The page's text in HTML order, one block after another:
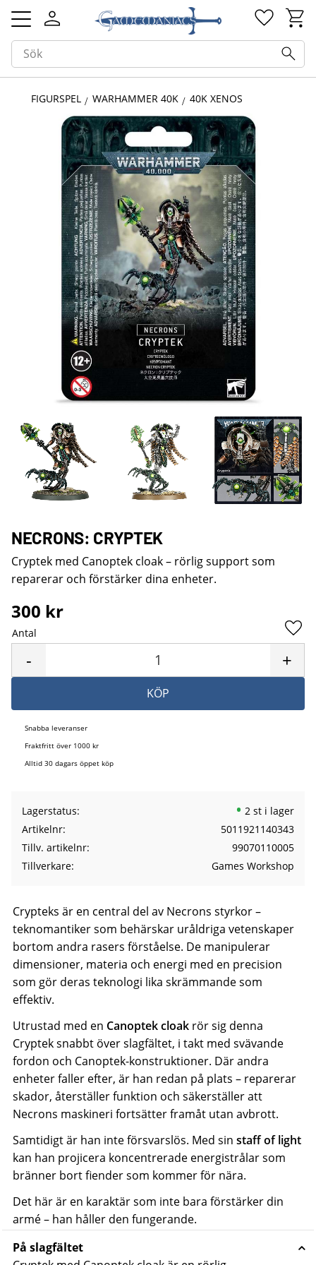
Meny
FIGURSPEL WARHAMMER 40K 40K XENOS
NECRONS: CRYPTEK
Cryptek med Canoptek cloak – rörlig support som
reparerar och förstärker dina enheter.
300 kr
Antal
+
-
KÖP
Snabba leveranser
Fraktfritt över 1000 kr
Alltid 30 dagars öppet köp
Lagerstatus
2 st i lager
Artikelnr
5011921140343
Tillv. artikelnr
99070110005
Tillverkare
Games Workshop
Crypteks är en central del av Necrons styrkor –
teknomantiker som behärskar uråldriga vetenskaper
bortom andra rasers förståelse. De manipulerar
dimensioner, materia och energi med en precision
som gör deras teknologi lika skrämmande som
effektiv.
Utrustad med en Canoptek cloak rör sig denna
Cryptek snabbt över slagfältet, i takt med svävande
fordon och Canoptek-konstruktioner. Där andra
enheter faller efter, är han redan på plats – reparerar
skador, återställer funktion och säkerställer att
Necrons maskineri fortsätter framåt utan avbrott.
Samtidigt är han inte försvarslös. Med sin staff of light
kan han projicera koncentrerade energistrålar som
bränner bort fiender som kommer för nära.
Det här är en karaktär som inte bara förstärker din
armé – han håller den fungerande.
På slagfältet